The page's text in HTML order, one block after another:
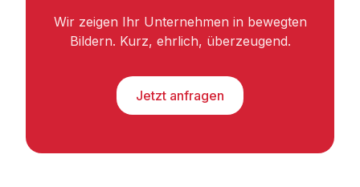
Wir zeigen Ihr Unternehmen in bewegten
Bildern. Kurz, ehrlich, überzeugend.
Jetzt anfragen